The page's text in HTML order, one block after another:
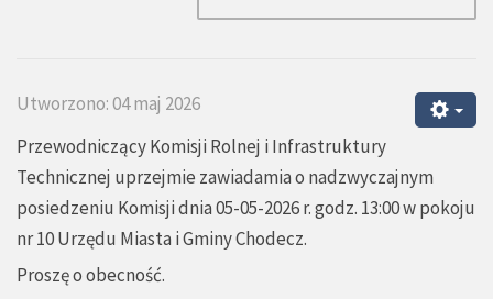
Utworzono: 04 maj 2026
Przewodniczący Komisji Rolnej i Infrastruktury
Technicznej uprzejmie zawiadamia o nadzwyczajnym
posiedzeniu Komisji dnia 05-05-2026 r. godz. 13:00 w pokoju
nr 10 Urzędu Miasta i Gminy Chodecz.
Proszę o obecność.